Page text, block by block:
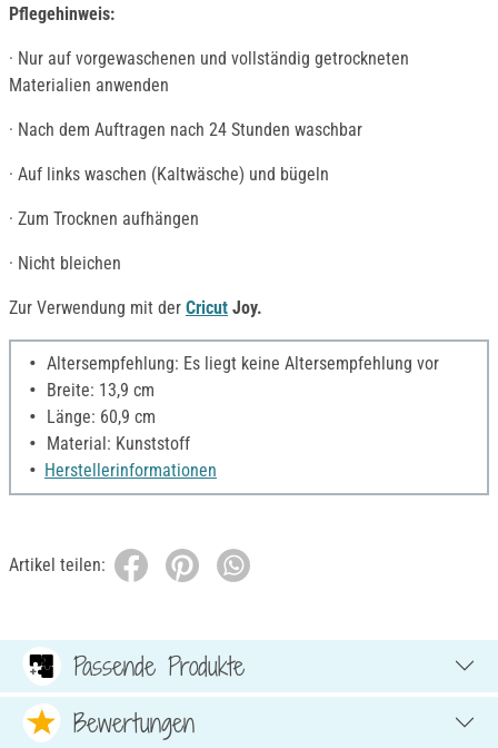
Pflegehinweis:
· Nur auf vorgewaschenen und vollständig getrockneten
Materialien anwenden
· Nach dem Auftragen nach 24 Stunden waschbar
· Auf links waschen (Kaltwäsche) und bügeln
· Zum Trocknen aufhängen
· Nicht bleichen
Zur Verwendung mit der Cricut Joy.
Altersempfehlung: Es liegt keine Altersempfehlung vor
Breite: 13,9 cm
Länge: 60,9 cm
Material: Kunststoff
Herstellerinformationen
Artikel teilen:
Passende Produkte
Bewertungen